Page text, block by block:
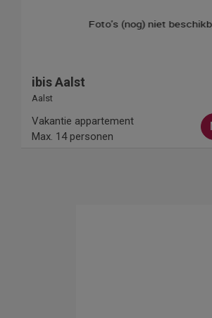
ibis Aalst
Aalst
Vakantie appartement
Max. 14 personen